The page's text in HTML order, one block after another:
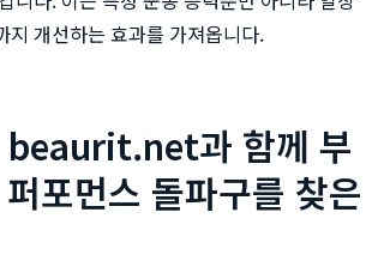
지 개선하는 효과를 가져옵니다.
beaurit.net과 함께 부
포먼스 돌파구를 찾은